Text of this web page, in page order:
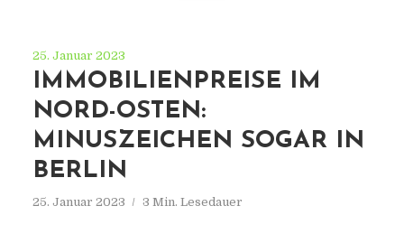
25. Januar 2023
IMMOBILIENPREISE IM
NORD-OSTEN:
MINUSZEICHEN SOGAR IN
BERLIN
25. Januar 2023 3 Min. Lesedauer